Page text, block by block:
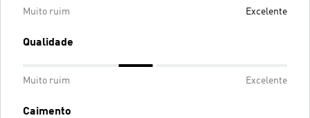
Muito ruim Excelente
Qualidade
Muito ruim Excelente
Caimento